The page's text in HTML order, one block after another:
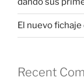
El nuevo
Recent